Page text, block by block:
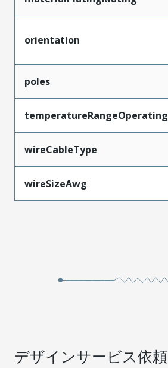
orientation
poles
temperatureRangeOperating
wireCableType
wireSizeAwg
デザインサービス依頼